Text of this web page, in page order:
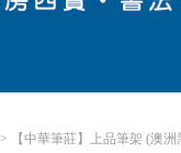
> 【中華筆莊】上品筆架 (澳洲